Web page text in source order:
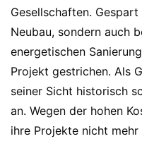
Gesellschaften.
Neubau, sondern auch
energetischen
Projekt gestrichen. Als
seiner Sicht historisch
an. Wegen der hohen
ihre Projekte nicht